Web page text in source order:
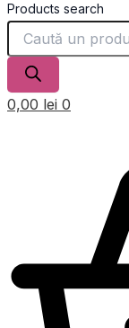
Products search
0,00 lei 0